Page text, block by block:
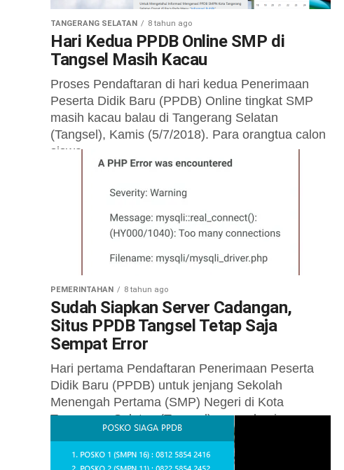
TANGERANG SELATAN 8 tahun ago
Hari Kedua PPDB Online SMP di
Tangsel Masih Kacau
Proses Pendaftaran di hari kedua Penerimaan
Peserta Didik Baru (PPDB) Online tingkat SMP
masih kacau balau di Tangerang Selatan
(Tangsel), Kamis (5/7/2018). Para orangtua calon
siswa...
PEMERINTAHAN 8 tahun ago
Sudah Siapkan Server Cadangan,
Situs PPDB Tangsel Tetap Saja
Sempat Error
Hari pertama Pendaftaran Penerimaan Peserta
Didik Baru (PPDB) untuk jenjang Sekolah
Menengah Pertama (SMP) Negeri di Kota
Tangerang Selatan (Tangsel) mengalami error.
Padahal, Dinas Pendidikan dan...